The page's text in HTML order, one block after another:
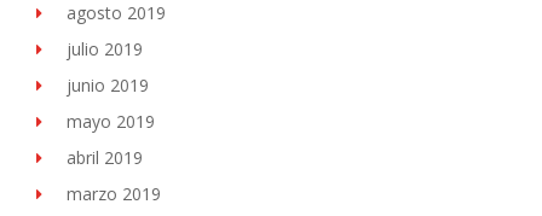
agosto 2019
julio 2019
junio 2019
mayo 2019
abril 2019
marzo 2019